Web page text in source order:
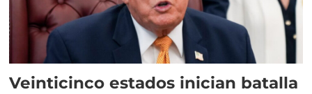
Veinticinco estados inician batalla